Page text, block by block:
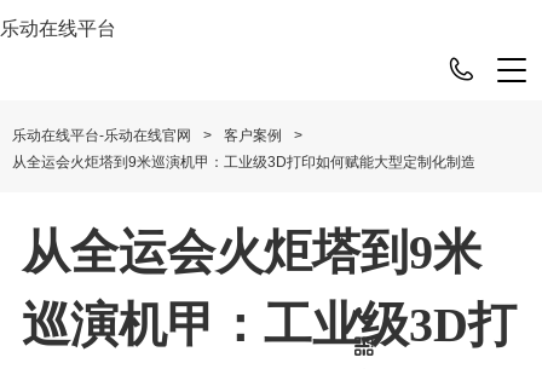
乐动在线平台
乐动在线平台-乐动在线官网 > 客户案例
>
从全运会火炬塔到9米巡演机甲：工业级3D打印如何赋能大型定制化制造
从全运会火炬塔到9米
巡演机甲：工业级3D打